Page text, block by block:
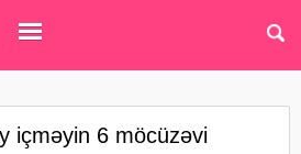
içməyin 6 möcüzəvi